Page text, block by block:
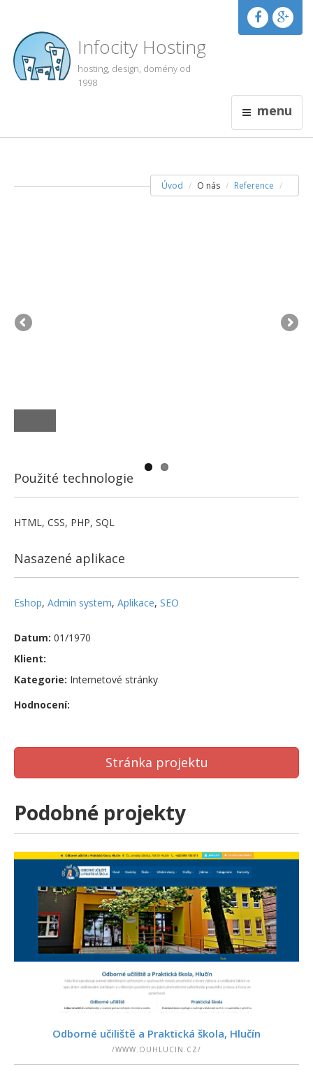
Infocity Hosting
hosting, design, domény od
1998
menu
Úvod O nás Reference
Použité technologie
HTML, CSS, PHP, SQL
Nasazené aplikace
Eshop, Admin system, Aplikace, SEO
Datum: 01/1970
Klient:
Kategorie: Internetové stránky
Hodnocení:
Stránka projektu
Podobné projekty
PODROBNOSTI
Odborné učiliště a Praktická škola, Hlučín
/WWW.OUHLUCIN.CZ/